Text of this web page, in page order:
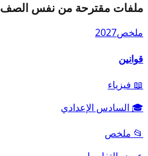
ملفات مقترحة من نفس الصف
ملخص2027
قوانين
📖 فيزياء
🎓 السادس الإعدادي
📂 ملخص